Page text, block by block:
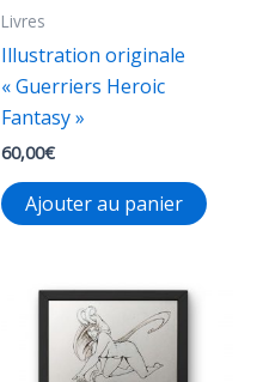
Livres
Illustration originale
« Guerriers Heroic
Fantasy »
60,00€
Ajouter au panier